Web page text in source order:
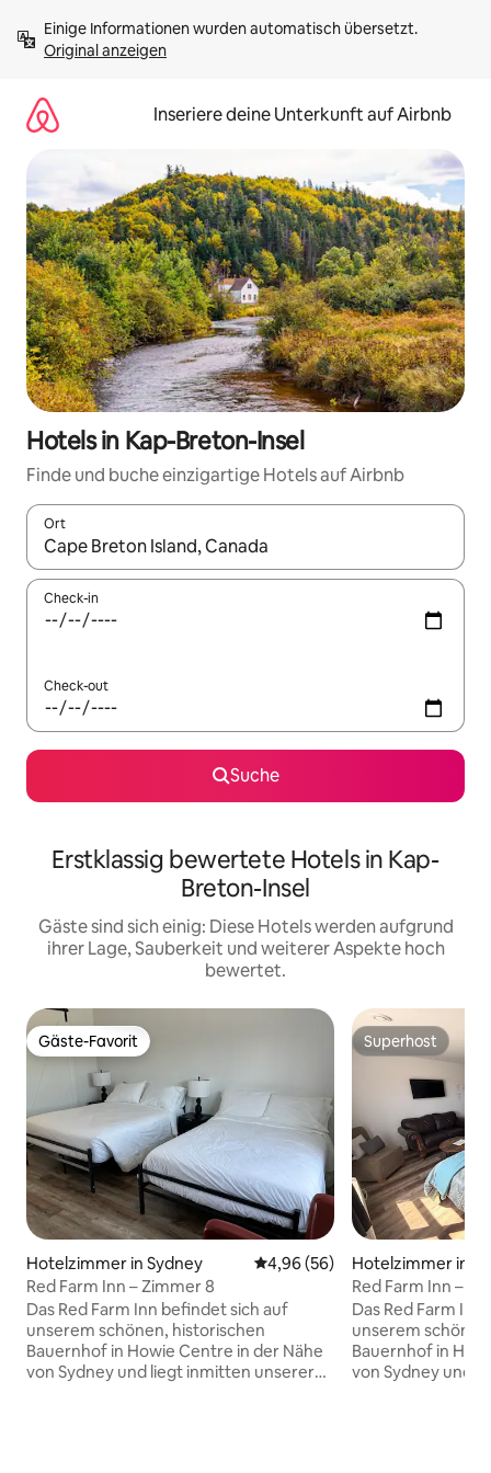
Inhalten
springenOriginal anzeigen
Inseriere deine Unterkunft auf Airbnb
Hotels in Kap-Breton-Insel
Finde und buche einzigartige Hotels auf Airbnb
Ort
Wenn Ergebnisse verfügbar sind, navigiere mit den
Check-in
Check-out
Suche
Erstklassig bewertete Hotels in Kap-
Breton-Insel
Gäste sind sich einig: Diese Hotels werden aufgrund
ihrer Lage, Sauberkeit und weiterer Aspekte hoch
bewertet.
Gäste-Favorit
Gäste-Favorit
Hotelzimmer in Sydney Durchschnittliche Bewertung:
4,96 (56)
Red Farm Inn – Zimmer 8
Das Red Farm Inn befindet sich auf
unserem schönen, historischen
Bauernhof in Howie Centre in der Nähe
von Sydney und liegt inmitten unserer
Superhost
Superhost
Hotelzimmer in
Red Farm Inn –
Das Red Farm
unserem
Bauernhof in
von Sydney und